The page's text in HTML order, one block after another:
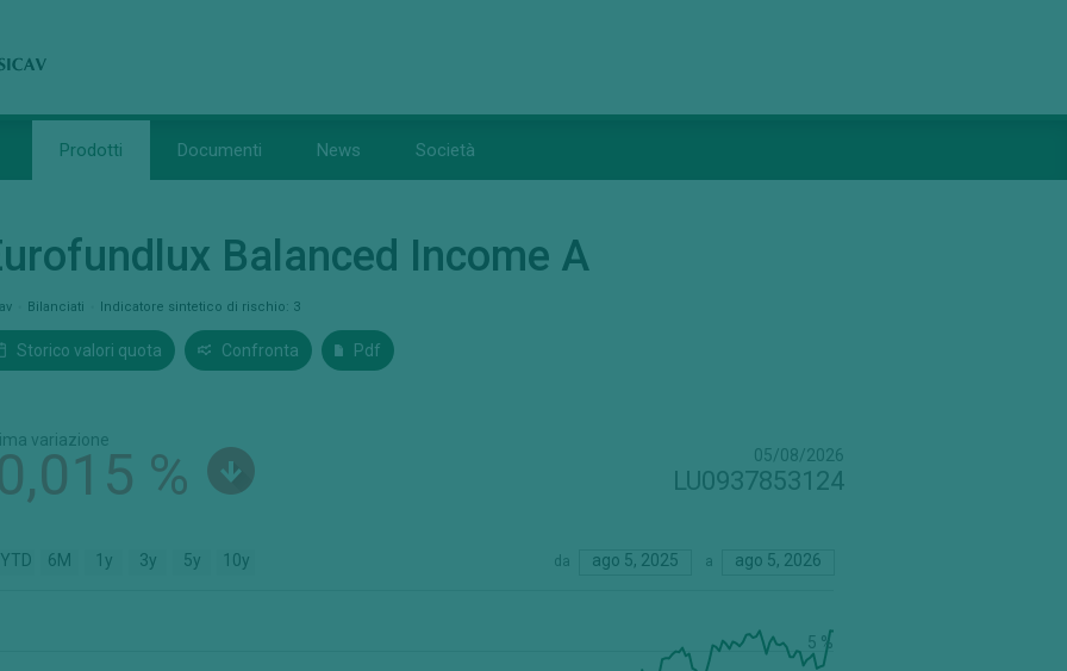
Prodotti Documenti News Società
Balanced Income A
Bilanciati Indicatore sintetico di rischio: 3
Storico valori quota Confronta Pdf
variazione
% 05/08/2026
LU0937853124
YTD 6M 1y 3y 5y 10y da ago 5, 2025 a ago 5, 2026
5 %